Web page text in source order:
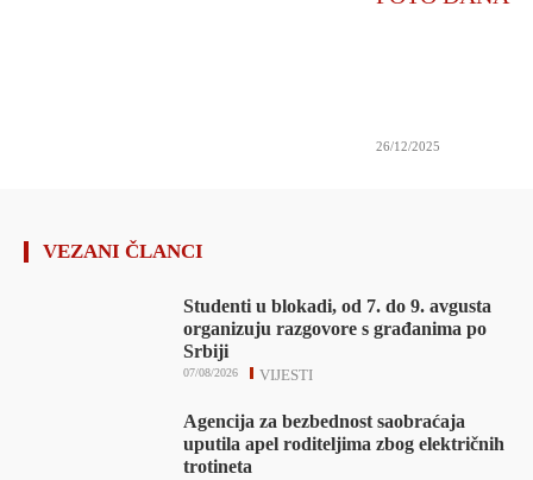
26/12/2025
VEZANI ČLANCI
Studenti u blokadi, od 7. do 9. avgusta
organizuju razgovore s građanima po
Srbiji
VIJESTI
07/08/2026
Agencija za bezbednost saobraćaja
uputila apel roditeljima zbog električnih
trotineta